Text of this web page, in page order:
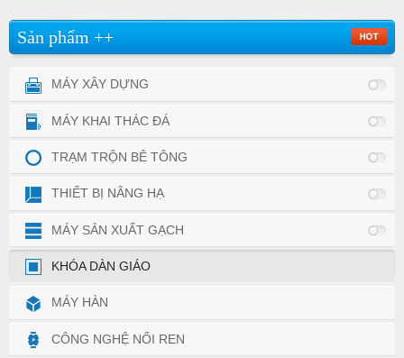
Sản phẩm ++
MÁY XÂY DỰNG
MÁY KHAI THÁC ĐÁ
TRẠM TRỘN BÊ TÔNG
THIẾT BỊ NÂNG HẠ
MÁY SẢN XUẤT GẠCH
KHÓA DÀN GIÁO
MÁY HÀN
CÔNG NGHỆ NỐI REN